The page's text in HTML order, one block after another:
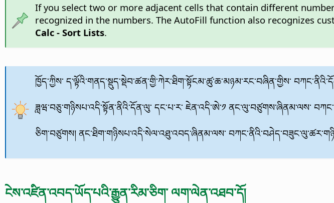
If you select two or more adjacent cells that contain different
recognized in the numbers. The AutoFill function also recognizes
Calc - Sort Lists.
ཁྱོད་ཀྱིས་ ད་ལྟོའི་གནད་སྡུད་སྡེབ་ཚན་གྱི་ཀེར་ཐིག་སྟོངམ་ཚུ་ཆ་མཉམ་རང་བཞིན་གྱིས་
ཟླཝ་བཅུ་གཉིསཔ་འདི་སྟོན་ནིའི་དོན་ལུ་ དང་པ་ར་ ཇེན་འདི་ཨེ་༡ ནང་ལུ་བཙུགས་ཞིནམ་ལས་
ཅིག་བཙུགས། ནང་ཐིག་གཉིསཔ་འདི་སེལ་འཐུ་འབད་ཞིནམ་ལས་
ངེས་འཛིན་འབད་ཡོད་པའི་རྒྱུན་རིམ་ཅིག་ ལག་ལེན་འཐབ་དོ།